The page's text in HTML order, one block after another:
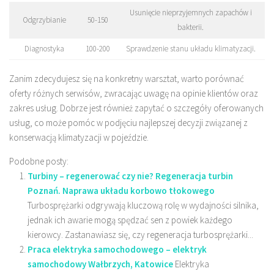
Odgrzybianie 50-150
Usunięcie nieprzyjemnych zapachów i
bakterii.
Diagnostyka 100-200 Sprawdzenie stanu układu klimatyzacji.
Zanim zdecydujesz się na konkretny warsztat, warto porównać
oferty różnych serwisów, zwracając uwagę na opinie klientów oraz
zakres usług. Dobrze jest również zapytać o szczegóły oferowanych
usług, co może pomóc w podjęciu najlepszej decyzji związanej z
konserwacją klimatyzacji w pojeździe.
Podobne posty:
Turbiny – regenerować czy nie? Regeneracja turbin
Poznań. Naprawa układu korbowo tłokowego
Turbosprężarki odgrywają kluczową rolę w wydajności silnika,
jednak ich awarie mogą spędzać sen z powiek każdego
kierowcy. Zastanawiasz się, czy regeneracja turbosprężarki...
Praca elektryka samochodowego – elektryk
samochodowy Wałbrzych, Katowice Elektryka